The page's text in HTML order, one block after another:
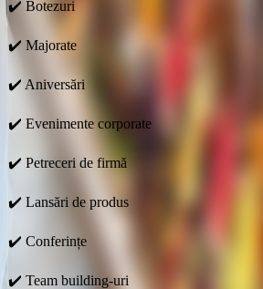
✔️ Botezuri
✔️ Majorate
✔️ Aniversări
✔️ Evenimente corporate
✔️ Petreceri de firmă
✔️ Lansări de produs
✔️ Conferințe
✔️ Team building-uri